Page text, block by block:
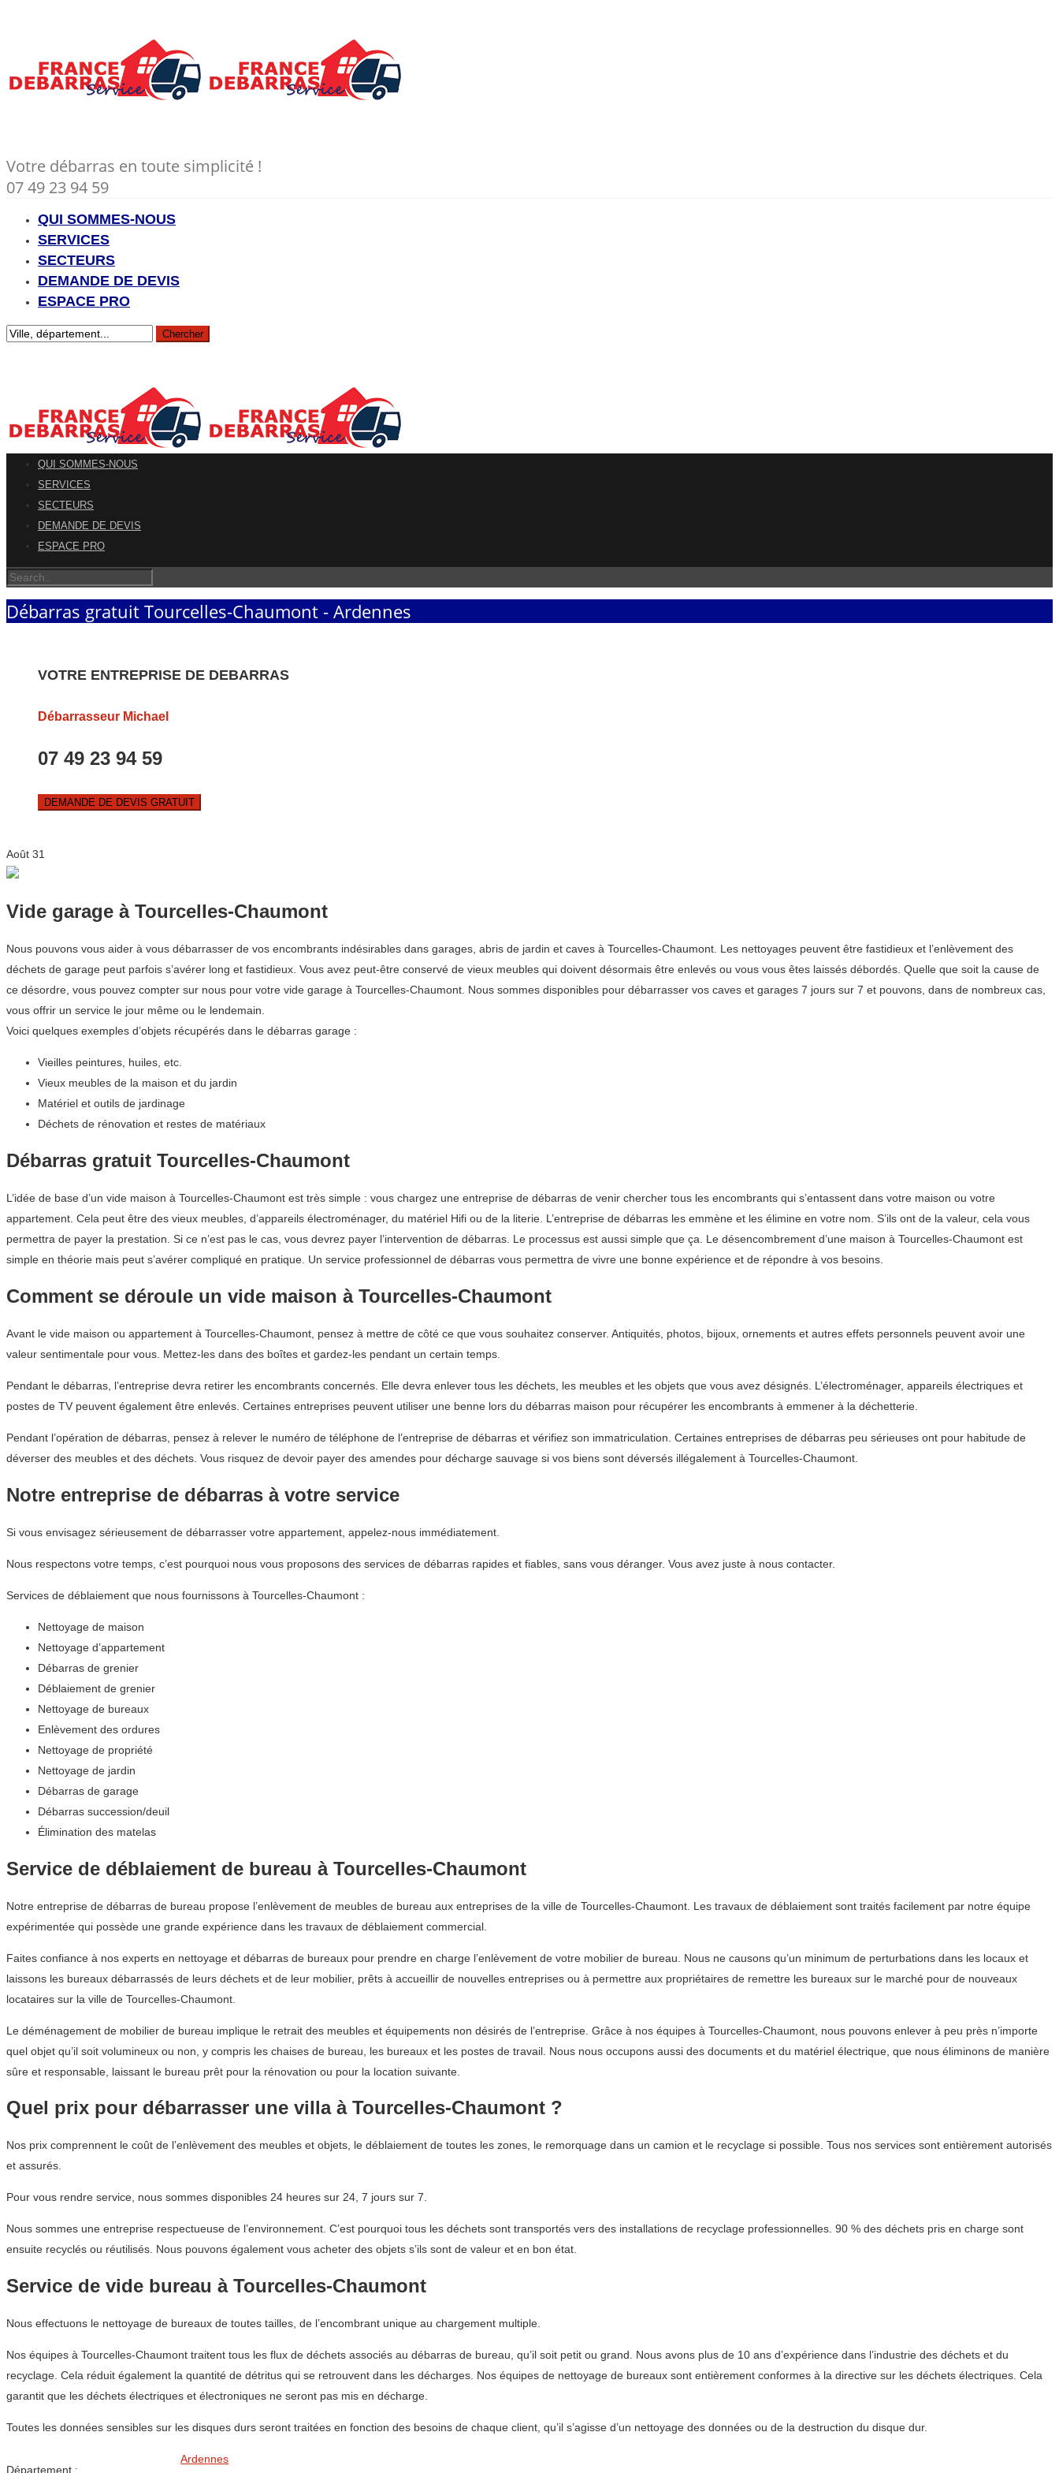
Votre débarras en toute simplicité !
07 49 23 94 59
QUI SOMMES-NOUS
SERVICES
SECTEURS
DEMANDE DE DEVIS
ESPACE PRO
QUI SOMMES-NOUS
SERVICES
SECTEURS
DEMANDE DE DEVIS
ESPACE PRO
Débarras gratuit Tourcelles-Chaumont - Ardennes
VOTRE ENTREPRISE DE DEBARRAS
Débarrasseur Michael
07 49 23 94 59
DEMANDE DE DEVIS GRATUIT
Août 31
Vide garage à Tourcelles-Chaumont
Nous pouvons vous aider à vous débarrasser de vos encombrants indésirables dans garages, abris de jardin et caves à Tourcelles-Chaumont. Les nettoyages peuvent être fastidieux et l’enlèvement des
déchets de garage peut parfois s’avérer long et fastidieux. Vous avez peut-être conservé de vieux meubles qui doivent désormais être enlevés ou vous vous êtes laissés débordés. Quelle que soit la cause de
ce désordre, vous pouvez compter sur nous pour votre vide garage à Tourcelles-Chaumont. Nous sommes disponibles pour débarrasser vos caves et garages 7 jours sur 7 et pouvons, dans de nombreux cas,
vous offrir un service le jour même ou le lendemain.
Voici quelques exemples d’objets récupérés dans le débarras garage :
Vieilles peintures, huiles, etc.
Vieux meubles de la maison et du jardin
Matériel et outils de jardinage
Déchets de rénovation et restes de matériaux
Débarras gratuit Tourcelles-Chaumont
L’idée de base d’un vide maison à Tourcelles-Chaumont est très simple : vous chargez une entreprise de débarras de venir chercher tous les encombrants qui s’entassent dans votre maison ou votre
appartement. Cela peut être des vieux meubles, d’appareils électroménager, du matériel Hifi ou de la literie. L’entreprise de débarras les emmène et les élimine en votre nom. S’ils ont de la valeur, cela vous
permettra de payer la prestation. Si ce n’est pas le cas, vous devrez payer l’intervention de débarras. Le processus est aussi simple que ça. Le désencombrement d’une maison à Tourcelles-Chaumont est
simple en théorie mais peut s’avérer compliqué en pratique. Un service professionnel de débarras vous permettra de vivre une bonne expérience et de répondre à vos besoins.
Comment se déroule un vide maison à Tourcelles-Chaumont
Avant le vide maison ou appartement à Tourcelles-Chaumont, pensez à mettre de côté ce que vous souhaitez conserver. Antiquités, photos, bijoux, ornements et autres effets personnels peuvent avoir une
valeur sentimentale pour vous. Mettez-les dans des boîtes et gardez-les pendant un certain temps.
Pendant le débarras, l’entreprise devra retirer les encombrants concernés. Elle devra enlever tous les déchets, les meubles et les objets que vous avez désignés. L’électroménager, appareils électriques et
postes de TV peuvent également être enlevés. Certaines entreprises peuvent utiliser une benne lors du débarras maison pour récupérer les encombrants à emmener à la déchetterie.
Pendant l’opération de débarras, pensez à relever le numéro de téléphone de l’entreprise de débarras et vérifiez son immatriculation. Certaines entreprises de débarras peu sérieuses ont pour habitude de
déverser des meubles et des déchets. Vous risquez de devoir payer des amendes pour décharge sauvage si vos biens sont déversés illégalement à Tourcelles-Chaumont.
Notre entreprise de débarras à votre service
Si vous envisagez sérieusement de débarrasser votre appartement, appelez-nous immédiatement.
Nous respectons votre temps, c’est pourquoi nous vous proposons des services de débarras rapides et fiables, sans vous déranger. Vous avez juste à nous contacter.
Services de déblaiement que nous fournissons à Tourcelles-Chaumont :
Nettoyage de maison
Nettoyage d’appartement
Débarras de grenier
Déblaiement de grenier
Nettoyage de bureaux
Enlèvement des ordures
Nettoyage de propriété
Nettoyage de jardin
Débarras de garage
Débarras succession/deuil
Élimination des matelas
Service de déblaiement de bureau à Tourcelles-Chaumont
Notre entreprise de débarras de bureau propose l’enlèvement de meubles de bureau aux entreprises de la ville de Tourcelles-Chaumont. Les travaux de déblaiement sont traités facilement par notre équipe
expérimentée qui possède une grande expérience dans les travaux de déblaiement commercial.
Faites confiance à nos experts en nettoyage et débarras de bureaux pour prendre en charge l’enlèvement de votre mobilier de bureau. Nous ne causons qu’un minimum de perturbations dans les locaux et
laissons les bureaux débarrassés de leurs déchets et de leur mobilier, prêts à accueillir de nouvelles entreprises ou à permettre aux propriétaires de remettre les bureaux sur le marché pour de nouveaux
locataires sur la ville de Tourcelles-Chaumont.
Le déménagement de mobilier de bureau implique le retrait des meubles et équipements non désirés de l’entreprise. Grâce à nos équipes à Tourcelles-Chaumont, nous pouvons enlever à peu près n’importe
quel objet qu’il soit volumineux ou non, y compris les chaises de bureau, les bureaux et les postes de travail. Nous nous occupons aussi des documents et du matériel électrique, que nous éliminons de manière
sûre et responsable, laissant le bureau prêt pour la rénovation ou pour la location suivante.
Quel prix pour débarrasser une villa à Tourcelles-Chaumont ?
Nos prix comprennent le coût de l’enlèvement des meubles et objets, le déblaiement de toutes les zones, le remorquage dans un camion et le recyclage si possible. Tous nos services sont entièrement autorisés
et assurés.
Pour vous rendre service, nous sommes disponibles 24 heures sur 24, 7 jours sur 7.
Nous sommes une entreprise respectueuse de l’environnement. C’est pourquoi tous les déchets sont transportés vers des installations de recyclage professionnelles. 90 % des déchets pris en charge sont
ensuite recyclés ou réutilisés. Nous pouvons également vous acheter des objets s’ils sont de valeur et en bon état.
Service de vide bureau à Tourcelles-Chaumont
Nous effectuons le nettoyage de bureaux de toutes tailles, de l’encombrant unique au chargement multiple.
Nos équipes à Tourcelles-Chaumont traitent tous les flux de déchets associés au débarras de bureau, qu’il soit petit ou grand. Nous avons plus de 10 ans d’expérience dans l’industrie des déchets et du
recyclage. Cela réduit également la quantité de détritus qui se retrouvent dans les décharges. Nos équipes de nettoyage de bureaux sont entièrement conformes à la directive sur les déchets électriques. Cela
garantit que les déchets électriques et électroniques ne seront pas mis en décharge.
Toutes les données sensibles sur les disques durs seront traitées en fonction des besoins de chaque client, qu’il s’agisse d’un nettoyage des données ou de la destruction du disque dur.
Département :
Ardennes